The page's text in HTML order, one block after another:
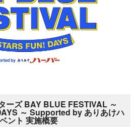
ーズ BAY BLUE FESTIVAL ～
～ Supported by ありあけハ
ント 実施概要